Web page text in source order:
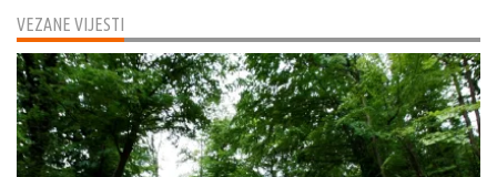
VEZANE VIJESTI